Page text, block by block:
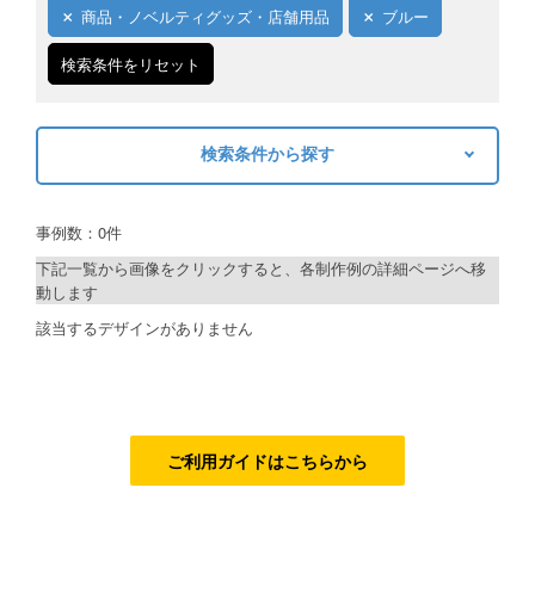
デザイン制作例
ご利用料金
ご利用の流れ
キャンセルについて
FAQ（よくあるご質問）
商品・ノベルティグッズ・店舗用品 ブルー
検索条件をリセット
検索条件から探す
制作プランで探す
シルバーコース
事例数：0件
下記一覧から画像をクリックすると、各制作例の詳細ページへ移
動します
該当するデザインがありません
ご利用ガイドはこちらから